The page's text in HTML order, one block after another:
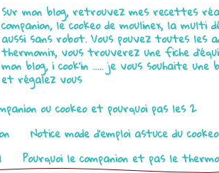
Sur mon blog, retrouvez mes recettes
companion, le cookeo de moulinex, la multi
aussi sans robot. Vous pouvez toutes les
thermomix, vous trouverez une fiche
mon blog, i cook'in ..... je vous souhaite une
et régalez vous
ou cookeo et pourquoi pas les 2
Notice mode d’emploi astuce du
Pourquoi le companion et pas le